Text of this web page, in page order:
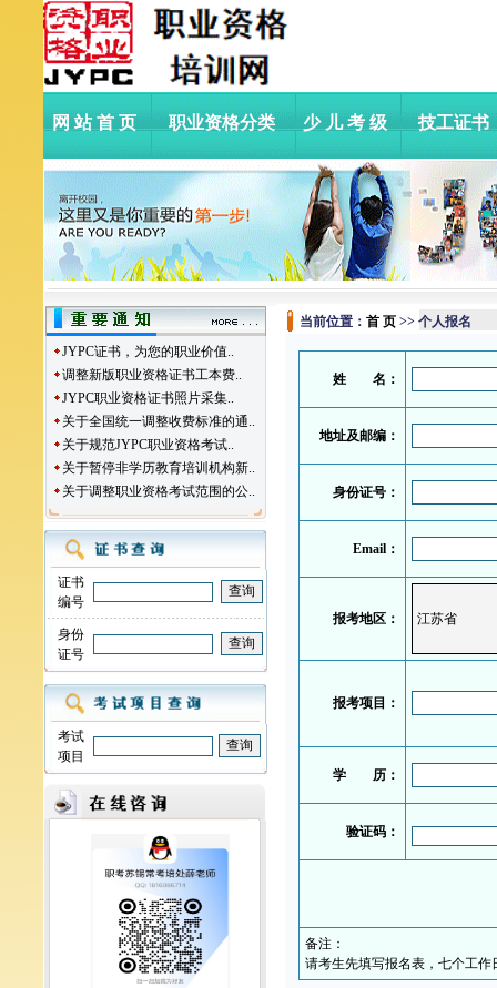
网站首页 职业资格分类 少儿考级 技工证书
JYPC证书，为您的职业价值..
调整新版职业资格证书工本费..
JYPC职业资格证书照片采集..
关于全国统一调整收费标准的通..
关于规范JYPC职业资格考试..
关于暂停非学历教育培训机构新..
关于调整职业资格考试范围的公..
证书
编号
身份
证号
考试
项目
当前位置： 首 页 >> 个人报名
姓 名：
地址及邮编：
身份证号：
Email：
报考地区：
报考项目：
学 历：
验证码：
备注：
请考生先填写报名表，七个工